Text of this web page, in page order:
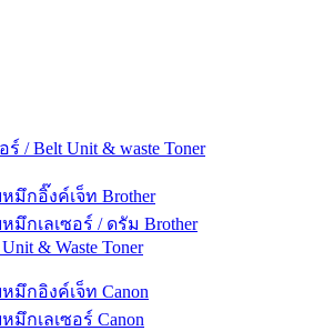
/ Belt Unit & waste Toner
มึกอิ๊งค์เจ็ท Brother
มึกเลเซอร์ / ดรัม Brother
& Waste Toner
มึกอิงค์เจ็ท Canon
มึกเลเซอร์ Canon